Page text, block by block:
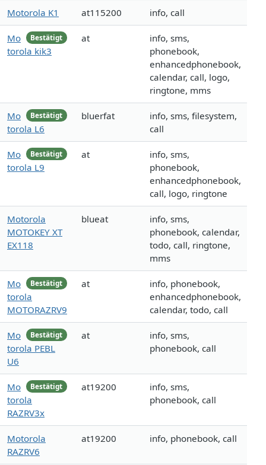
Motorola K1 at115200 info, call
Bestätigt
Mo
torola kik3
at
info, sms,
phonebook,
enhancedphonebook,
calendar, call, logo,
ringtone, mms
Bestätigt
Mo
torola L6
bluerfat
info, sms, filesystem,
call
Bestätigt
Mo
torola L9
at
info, sms,
phonebook,
enhancedphonebook,
call, logo, ringtone
Motorola
MOTOKEY XT
EX118
blueat
info, sms,
phonebook, calendar,
todo, call, ringtone,
mms
Bestätigt
Mo
torola
MOTORAZRV9
at
info, phonebook,
enhancedphonebook,
calendar, todo, call
Bestätigt
Mo
torola PEBL
U6
at
info, sms,
phonebook, call
Bestätigt
Mo
torola
RAZRV3x
at19200
info, sms,
phonebook, call
Motorola
RAZRV6
at19200 info, phonebook, call